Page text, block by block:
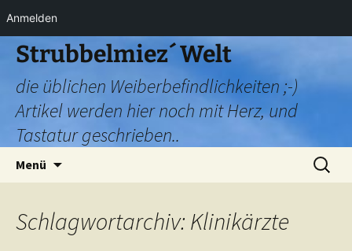
Anmelden
Zum
Inhalt
springen
Strubbelmiez´ Welt
die üblichen Weiberbefindlichkeiten ;-)
Artikel werden hier noch mit Herz, und
Tastatur geschrieben..
Menü
Suchen
nach:
Schlagwortarchiv: Klinikärzte